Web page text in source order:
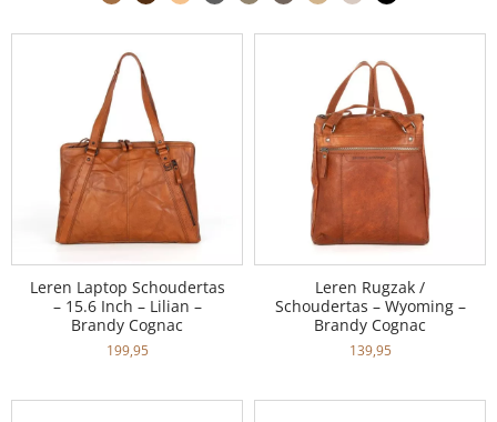
Leren Laptop Schoudertas
– 15.6 Inch – Lilian –
Brandy Cognac
199,95
Leren Rugzak /
Schoudertas – Wyoming –
Brandy Cognac
139,95